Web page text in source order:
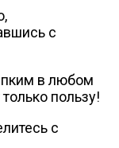
с
в любом
пользу!
с